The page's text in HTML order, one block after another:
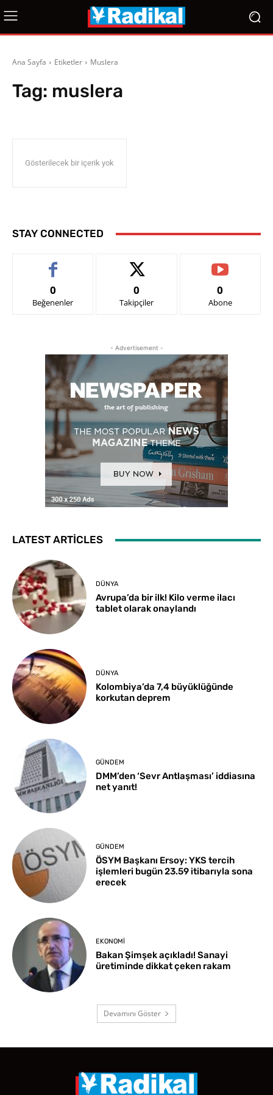
Ana Sayfa Etiketler Muslera
Tag: muslera
Gösterilecek bir içerik yok
STAY CONNECTED
0
Beğenenler
0
Takipçiler
0
Abone
- Advertisement -
LATEST ARTICLES
DÜNYA
Avrupa’da bir ilk! Kilo verme ilacı
tablet olarak onaylandı
DÜNYA
Kolombiya’da 7,4 büyüklüğünde
korkutan deprem
GÜNDEM
DMM’den ‘Sevr Antlaşması’ iddiasına
net yanıt!
GÜNDEM
ÖSYM Başkanı Ersoy: YKS tercih
işlemleri bugün 23.59 itibarıyla sona
erecek
EKONOMI
Bakan Şimşek açıkladı! Sanayi
üretiminde dikkat çeken rakam
Devamını Göster